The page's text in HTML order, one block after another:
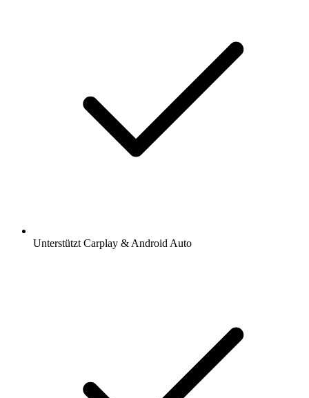
Unterstützt Carplay & Android Auto